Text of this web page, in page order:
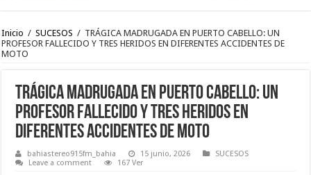
Inicio / SUCESOS / TRÁGICA MADRUGADA EN PUERTO CABELLO: UN
PROFESOR FALLECIDO Y TRES HERIDOS EN DIFERENTES ACCIDENTES DE
MOTO
TRÁGICA MADRUGADA EN PUERTO CABELLO: UN
PROFESOR FALLECIDO Y TRES HERIDOS EN
DIFERENTES ACCIDENTES DE MOTO
bahiastereo915fm_bahia 15 junio, 2026
SUCESOS
Leave a comment
167 Ver